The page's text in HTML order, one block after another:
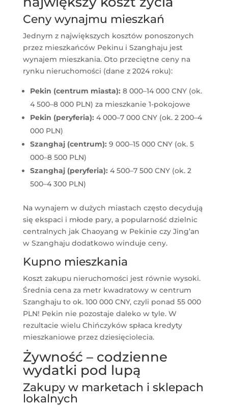
Ceny wynajmu mieszkań
Jednym z największych kosztów ponoszonych
przez mieszkańców Pekinu i Szanghaju jest
wynajem mieszkania. Oto przeciętne ceny na
rynku nieruchomości (dane z 2024 roku):
Pekin (centrum miasta): 8 000–14 000 CNY (ok.
4 500–8 000 PLN) za mieszkanie 1-pokojowe
Pekin (peryferia): 4 000–7 000 CNY (ok. 2 200–4
000 PLN)
Szanghaj (centrum): 9 000–15 000 CNY (ok. 5
000–8 500 PLN)
Szanghaj (peryferia): 4 500–7 500 CNY (ok. 2
500–4 300 PLN)
Na wynajem w dużych miastach często decydują
się ekspaci i młode pary, a popularność dzielnic
centralnych jak Chaoyang w Pekinie czy Jing’an
w Szanghaju dodatkowo winduje ceny.
Kupno mieszkania
Koszt zakupu nieruchomości jest równie wysoki.
Średnia cena za metr kwadratowy w centrum
Szanghaju to ok. 100 000 CNY, czyli ponad 55 000
PLN! Pekin nie pozostaje daleko w tyle. W
rezultacie wielu Chińczyków spłaca kredyty
mieszkaniowe przez dziesięciolecia.
Żywność – codzienne
wydatki pod lupą
Zakupy w marketach i sklepach
lokalnych